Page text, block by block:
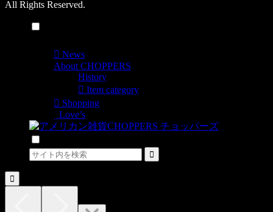
All Rights Reserved.
News
About CHOPPERS
History
Item category
Shopping
Love’s